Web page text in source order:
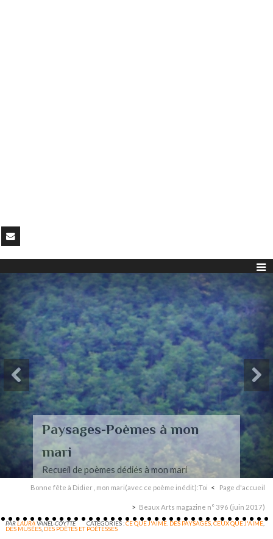
Paysages-Poèmes à mon
mari
Recueil de poèmes dédiés à mon mari
Bonne fête à Didier , mon mari(avec ce poème inédit):Toi Page d'accueil
Beaux Arts magazine n° 396 (juin 2017)
PARLAURAVANEL-COYTTE CATÉGORIES :CE QUE J'AIME. DES PAYSAGES ,CEUX QUE J'AIME
DES MUSÉES DES POÈTES ET POÉTESSES